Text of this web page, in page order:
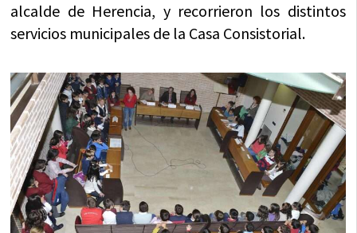
alcalde de Herencia, y recorrieron los distintos
servicios municipales de la Casa Consistorial.